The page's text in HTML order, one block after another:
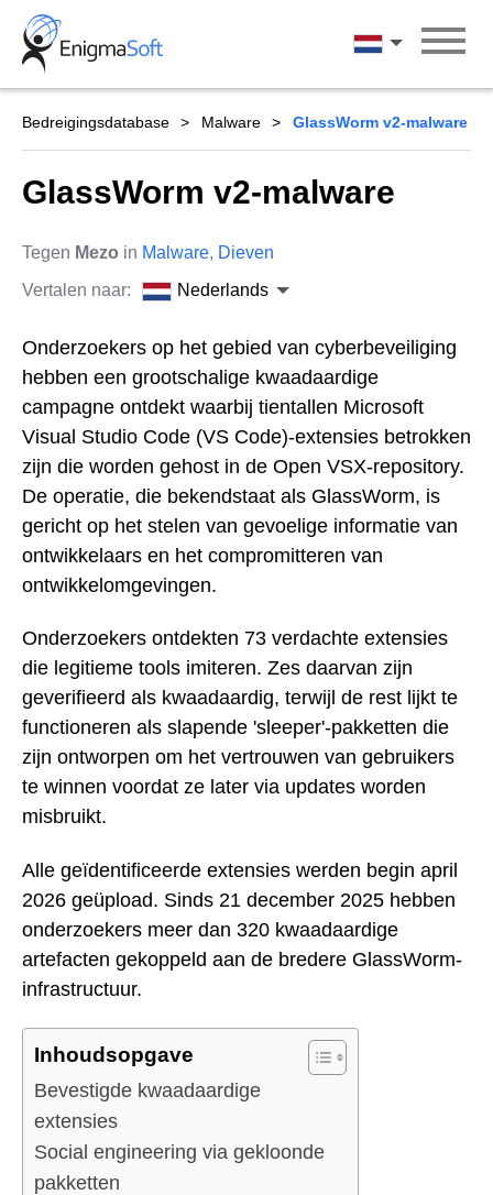
Skip
content
Nederlands
Bedreigingsdatabase Malware GlassWorm v2-malware
GlassWorm v2-malware
Tegen Mezo in Malware, Dieven
Vertalen naar:
Nederlands
Onderzoekers op het gebied van cyberbeveiliging
hebben een grootschalige kwaadaardige
campagne ontdekt waarbij tientallen Microsoft
Visual Studio Code (VS Code)-extensies betrokken
zijn die worden gehost in de Open VSX-repository.
De operatie, die bekendstaat als GlassWorm, is
gericht op het stelen van gevoelige informatie van
ontwikkelaars en het compromitteren van
ontwikkelomgevingen.
Onderzoekers ontdekten 73 verdachte extensies
die legitieme tools imiteren. Zes daarvan zijn
geverifieerd als kwaadaardig, terwijl de rest lijkt te
functioneren als slapende 'sleeper'-pakketten die
zijn ontworpen om het vertrouwen van gebruikers
te winnen voordat ze later via updates worden
misbruikt.
Alle geïdentificeerde extensies werden begin april
2026 geüpload. Sinds 21 december 2025 hebben
onderzoekers meer dan 320 kwaadaardige
artefacten gekoppeld aan de bredere GlassWorm-
infrastructuur.
Inhoudsopgave
Bevestigde kwaadaardige
extensies
Social engineering via gekloonde
pakketten